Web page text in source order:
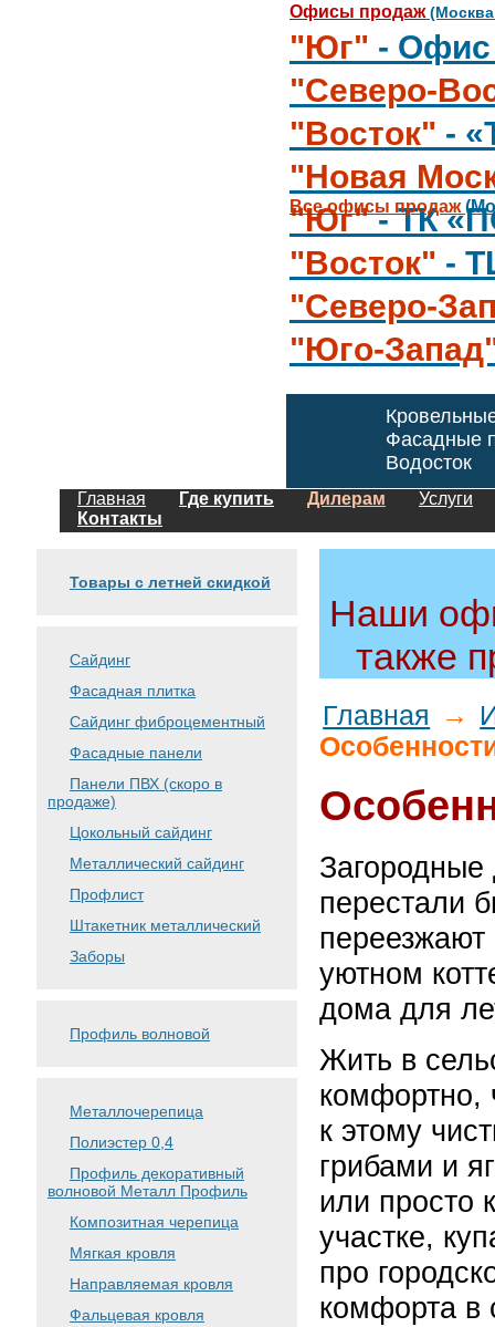
Офисы продаж(Москва
"Юг" -
"Северо-
"Восток" -
"Новая
"Юг"- ТК
"Восток" -
"Северо-
"Юго-
Все офисы продаж
Фасадные
Водосток
Главная Где купить Дилерам
Услуги
Контакты
Товары с летней скидкой
Сайдинг
Фасадная плитка
Сайдинг фиброцементный
Фасадные панели
Панели ПВХ (скоро в
продаже)
Цокольный сайдинг
Металлический сайдинг
Профлист
Штакетник металлический
Заборы
Профиль волновой
Металлочерепица
Полиэстер 0,4
Профиль декоративный
волновой Металл Профиль
Композитная черепица
Мягкая кровля
Направляемая кровля
Фальцевая кровля
Наши
также
Главная →
перестали
уютном
дома для
Жить в
комфортно,
к этому
грибами и
или просто
участке,
про
комфорта в